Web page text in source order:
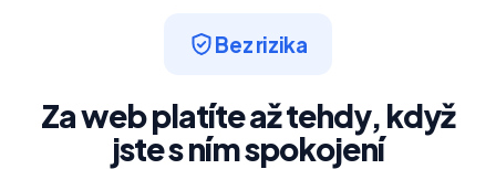
Bez rizika
Za web platíte až tehdy, když
jste s ním spokojení